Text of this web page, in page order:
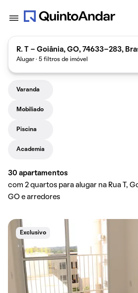
R. T - Goiânia, GO, 74633-283,
Alugar · 5 filtros de imóvel
Varanda
Mobiliado
Piscina
Academia
30 apartamentos
com 2 quartos para alugar na Rua T,
GO e arredores
Exclusivo